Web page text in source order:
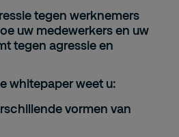
tegen werknemers
uw medewerkers en uw
tegen agressie en
whitepaper weet u:
vormen van